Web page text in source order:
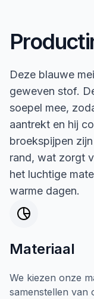
Deze blauwe
geweven stof.
soepel mee,
aantrekt en hij
broekspijpen
rand, wat zorgt
het luchtige
warme dagen.
Materiaal
We kiezen onze
samenstellen van